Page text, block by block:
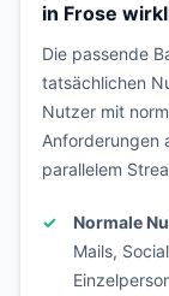
in Frose
Die passende
tatsächlichen
Nutzer mit
Anforderungen
parallelem
Normale
Mails,